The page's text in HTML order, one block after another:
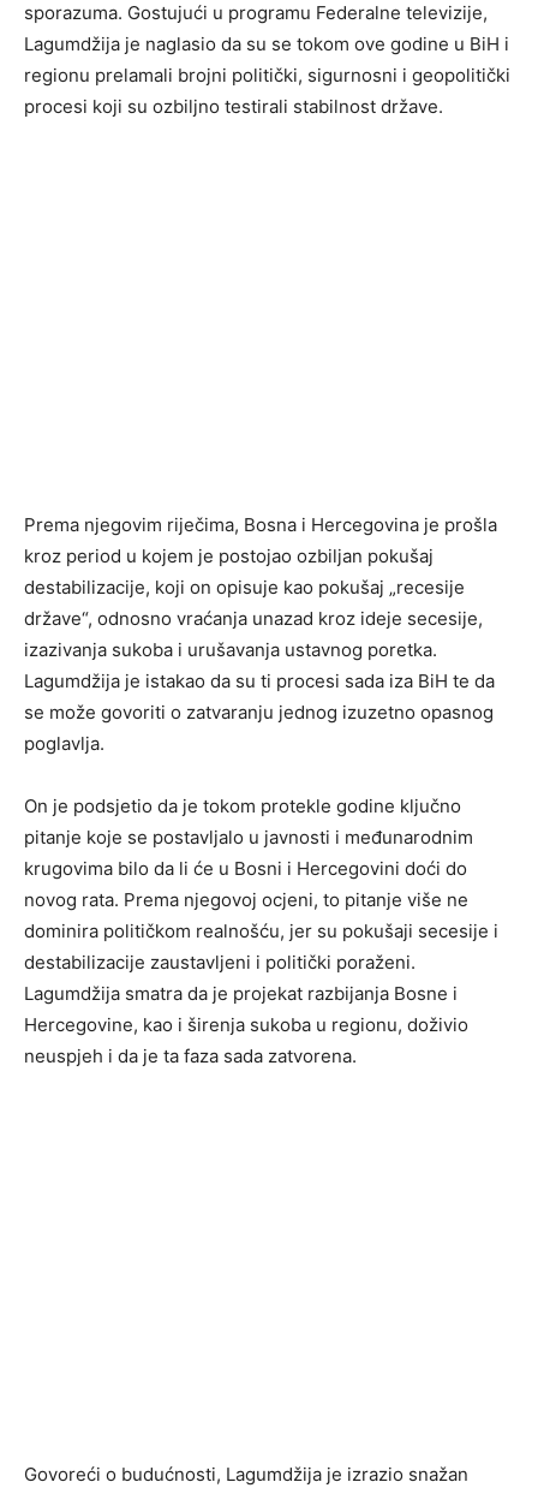
sporazuma. Gostujući u programu Federalne televizije,
Lagumdžija je naglasio da su se tokom ove godine u BiH i
regionu prelamali brojni politički, sigurnosni i geopolitički
procesi koji su ozbiljno testirali stabilnost države.
Prema njegovim riječima, Bosna i Hercegovina je prošla
kroz period u kojem je postojao ozbiljan pokušaj
destabilizacije, koji on opisuje kao pokušaj „recesije
države“, odnosno vraćanja unazad kroz ideje secesije,
izazivanja sukoba i urušavanja ustavnog poretka.
Lagumdžija je istakao da su ti procesi sada iza BiH te da
se može govoriti o zatvaranju jednog izuzetno opasnog
poglavlja.
On je podsjetio da je tokom protekle godine ključno
pitanje koje se postavljalo u javnosti i međunarodnim
krugovima bilo da li će u Bosni i Hercegovini doći do
novog rata. Prema njegovoj ocjeni, to pitanje više ne
dominira političkom realnošću, jer su pokušaji secesije i
destabilizacije zaustavljeni i politički poraženi.
Lagumdžija smatra da je projekat razbijanja Bosne i
Hercegovine, kao i širenja sukoba u regionu, doživio
neuspjeh i da je ta faza sada zatvorena.
Govoreći o budućnosti, Lagumdžija je izrazio snažan